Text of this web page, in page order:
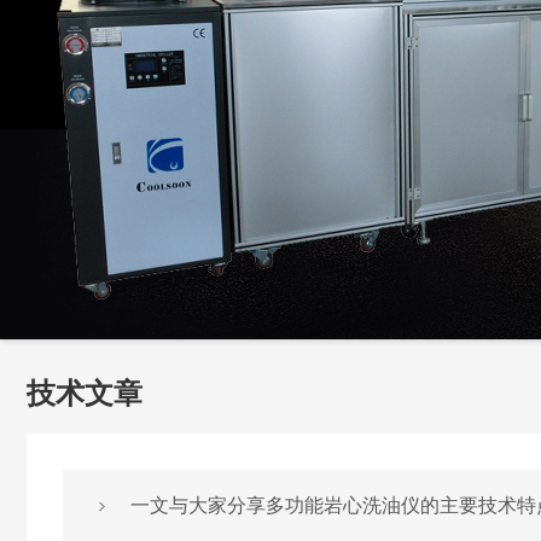
技术文章
一文与大家分享多功能岩心洗油仪的主要技术特